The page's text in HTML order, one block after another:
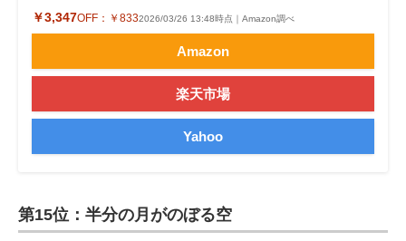
￥3,347OFF： ￥8332026/03/26 13:48時点｜Amazon調べ
Amazon
楽天市場
Yahoo
第15位：半分の月がのぼる空